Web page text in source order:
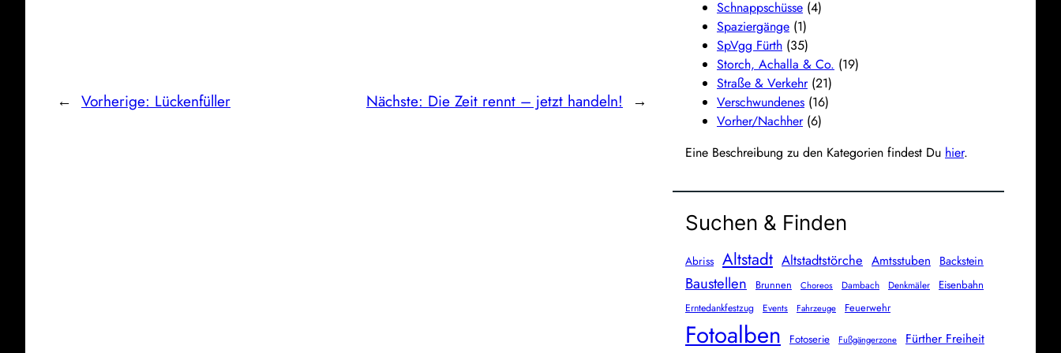
← Vorherige: Lückenfüller Nächste: Die Zeit rennt – jetzt handeln! →
Schnappschüsse (4)
Spaziergänge (1)
SpVgg Fürth (35)
Storch, Achalla & Co. (19)
Straße & Verkehr(21)
Verschwundenes (16)
Vorher/Nachher(6)
Eine Beschreibung zu den Kategorien findest Du hier.
Suchen & Finden
Abriss Altstadt Altstadtstörche Amtsstuben Backstein
Baustellen Brunnen Choreos Dambach Denkmäler Eisenbahn
Erntedankfestzug Events Fahrzeuge Feuerwehr
Fotoalben Fotoserie Fußgängerzone Fürther Freiheit